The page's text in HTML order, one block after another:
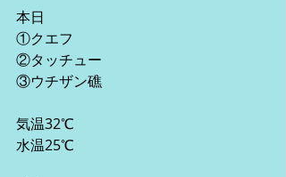
本日
①クエフ
②タッチュー
③ウチザン礁
気温32℃
水温25℃